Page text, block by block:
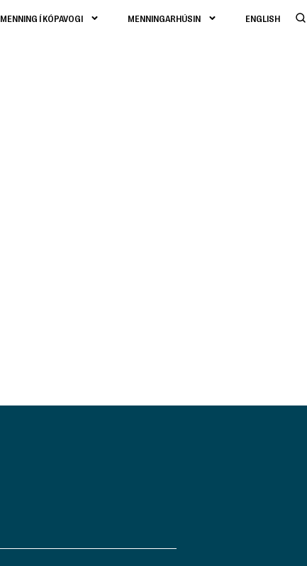
MENNING Í KÓPAVOGI MENNINGARHÚSIN ENGLISH